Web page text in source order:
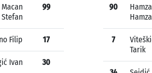
Macan
Stefan
99
Filip 17
Ivan 30
90
Hamza
7
Tarik